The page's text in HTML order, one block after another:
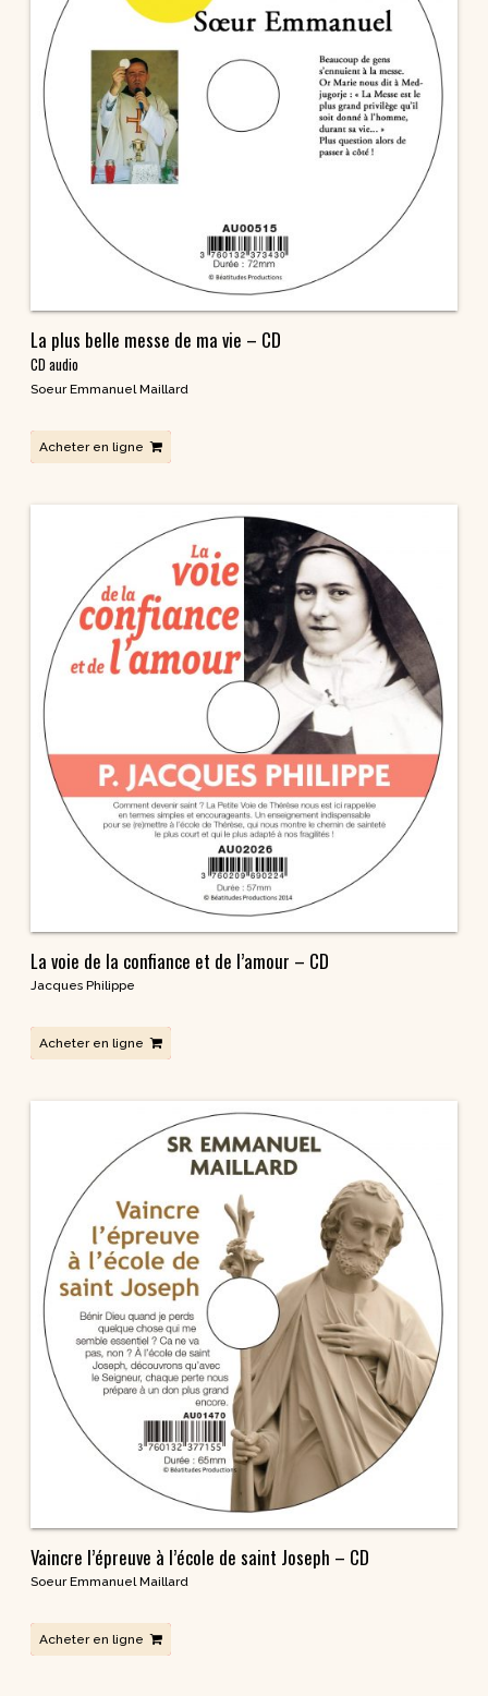
La plus belle messe de ma vie – CD
CD audio
Soeur Emmanuel Maillard
Acheter en ligne
La voie de la confiance et de l’amour – CD
Jacques Philippe
Acheter en ligne
Vaincre l’épreuve à l’école de saint Joseph – CD
Soeur Emmanuel Maillard
Acheter en ligne